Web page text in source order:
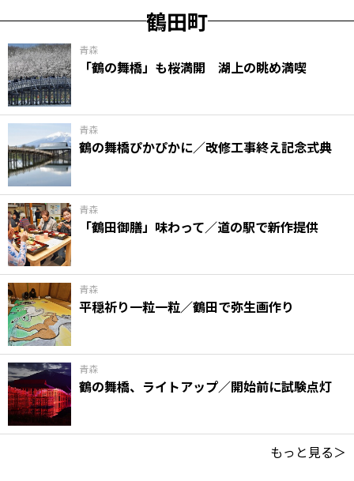
鶴田町
青森
「鶴の舞橋」も桜満開 湖上の眺め満喫
青森
鶴の舞橋ぴかぴかに／改修工事終え記念式典
青森
「鶴田御膳」味わって／道の駅で新作提供
青森
平穏祈り一粒一粒／鶴田で弥生画作り
青森
鶴の舞橋、ライトアップ／開始前に試験点灯
もっと見る＞